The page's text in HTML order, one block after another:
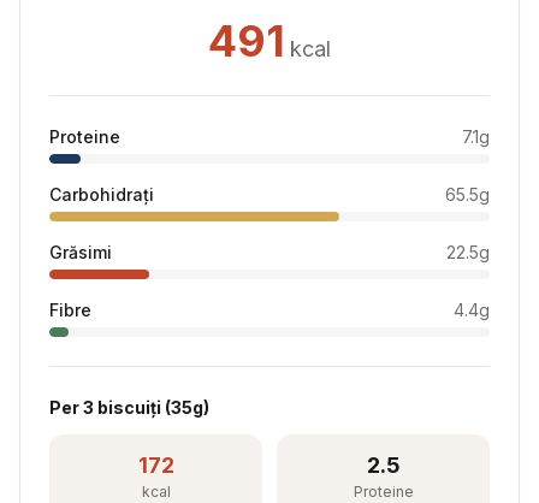
491 kcal
Proteine 7.1g
Carbohidrați 65.5g
Grăsimi 22.5g
Fibre 4.4g
Per3 biscuiți (35g)
172
kcal
2.5
Proteine